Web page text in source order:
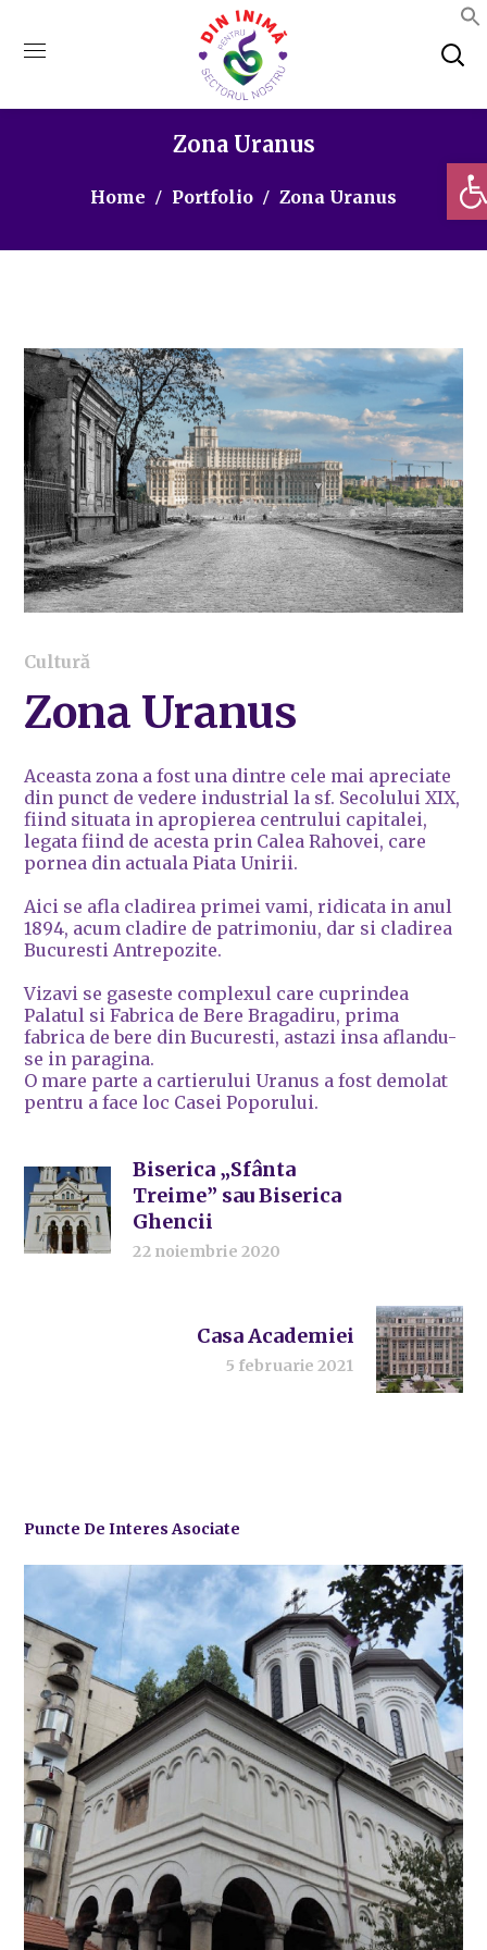
Zona Uranus
Home Portfolio Zona Uranus
Cultură
Zona Uranus
Aceasta zona a fost una dintre cele mai apreciate
din punct de vedere industrial la sf. Secolului XIX,
fiind situata in apropierea centrului capitalei,
legata fiind de acesta prin Calea Rahovei, care
pornea din actuala Piata Unirii.
Aici se afla cladirea primei vami, ridicata in anul
1894, acum cladire de patrimoniu, dar si cladirea
Bucuresti Antrepozite.
Vizavi se gaseste complexul care cuprindea
Palatul si Fabrica de Bere Bragadiru, prima
fabrica de bere din Bucuresti, astazi insa aflandu-
se in paragina.
O mare parte a cartierului Uranus a fost demolat
pentru a face loc Casei Poporului.
Biserica „Sfânta
Treime” sau Biserica
Ghencii
22 noiembrie 2020
Casa Academiei
5 februarie 2021
Puncte De Interes Asociate